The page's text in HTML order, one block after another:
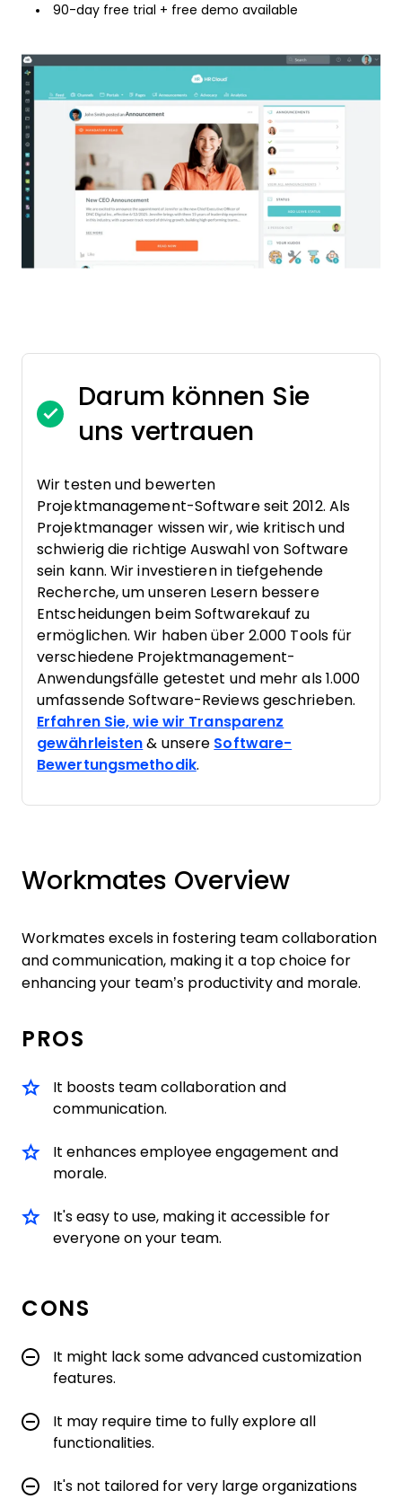
90-day free trial + free demo available
Darum können Sie
uns vertrauen
Wir testen und bewerten
Projektmanagement-Software seit 2012. Als
Projektmanager wissen wir, wie kritisch und
schwierig die richtige Auswahl von Software
sein kann. Wir investieren in tiefgehende
Recherche, um unseren Lesern bessere
Entscheidungen beim Softwarekauf zu
ermöglichen. Wir haben über 2.000 Tools für
verschiedene Projektmanagement-
Anwendungsfälle getestet und mehr als 1.000
umfassende Software-Reviews geschrieben.
Erfahren Sie, wie wir Transparenz
gewährleisten & unsere Software-
Bewertungsmethodik.
Workmates Overview
Workmates excels in fostering team collaboration
and communication, making it a top choice for
enhancing your team’s productivity and morale.
PROS
It boosts team collaboration and
communication.
It enhances employee engagement and
morale.
It's easy to use, making it accessible for
everyone on your team.
CONS
It might lack some advanced customization
features.
It may require time to fully explore all
functionalities.
It's not tailored for very large organizations